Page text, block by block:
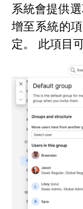
系統會提供
增至系統的
定。 此項目